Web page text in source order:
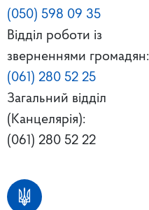
(050) 598 09 35
Відділ роботи із
зверненнями громадян:
(061) 280 52 25
Загальний відділ
(Канцелярія):
(061) 280 52 22